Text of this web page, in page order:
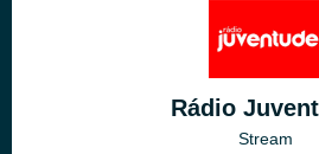
Rádio
Stream